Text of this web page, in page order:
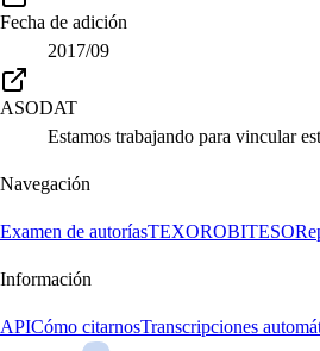
Fecha de adición
2017/09
ASODAT
Estamos trabajando para vincular
Navegación
Examen de autoríasTEXOROBITESO
Información
APICómo citarnosTranscripciones